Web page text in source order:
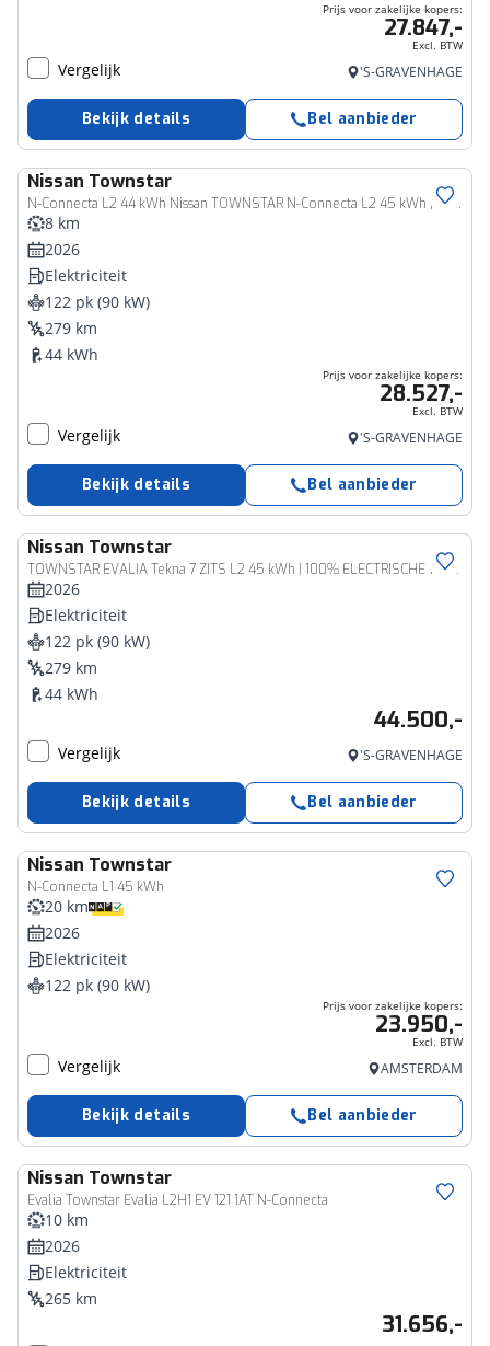
Prijs voor zakelijke kopers:
27.847,-
Excl. BTW
Vergelijk 'S-GRAVENHAGE
Bekijk details Bel aanbieder
Nissan Townstar
N-Connecta L2 44 kWh Nissan TOWNSTAR N-Connecta L2 45 kWh | 22% VOORRAAD KORTING | TREKVERMOGEN 1500KG | APPLE CAR/ANDROID AUTO | ECO LEDER |SEBA SUBSIDIE MOGELIJK TOT 5000 EURO |
Bedrijfswagen
8 km
2026
Elektriciteit
122 pk (90 kW)
279 km
44 kWh
Prijs voor zakelijke kopers:
28.527,-
Excl. BTW
Vergelijk 'S-GRAVENHAGE
Bekijk details Bel aanbieder
Nissan Townstar
TOWNSTAR EVALIA Tekna 7 ZITS L2 45 kWh | 100% ELECTRISCHE 7 ZITTER |
2026
Elektriciteit
122 pk (90 kW)
279 km
44 kWh
44.500,-
Vergelijk 'S-GRAVENHAGE
Bekijk details Bel aanbieder
Nissan Townstar
N-Connecta L1 45 kWh
Bedrijfswagen
20 km
2026
Elektriciteit
122 pk (90 kW)
Prijs voor zakelijke kopers:
23.950,-
Excl. BTW
Vergelijk AMSTERDAM
Bekijk details Bel aanbieder
Nissan Townstar
Evalia Townstar Evalia L2H1 EV 121 1AT N-Connecta
10 km
2026
Elektriciteit
265 km
31.656,-